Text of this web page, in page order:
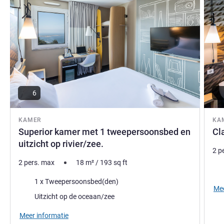
KAMER
Superior kamer met 1 tweepersoonsbed en
uitzicht op rivier/zee.
6
2 pers. max 18 m²/ 193 sq ft
Beddengoed
1 x Tweepersoonsbed(den)
Uitzicht:Uitzicht op de oceaan/zee
Meer informatie
2